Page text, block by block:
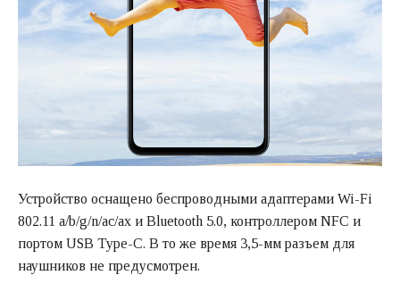
Устройство оснащено беспроводными адаптерами Wi-Fi
802.11 a/b/g/n/ac/ax и Bluetooth 5.0, контроллером NFC и
портом USB Type-C. В то же время 3,5-мм разъем для
наушников не предусмотрен.